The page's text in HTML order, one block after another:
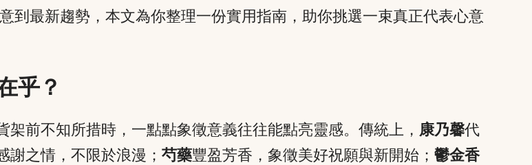
到最新趨勢，本文為你整理一份實用指南，助你挑選一束真正代表心意
乎？
前不知所措時，一點點象徵意義往往能點亮靈感。傳統上， 康乃馨代
謝之情，不限於浪漫； 芍藥豐盈芳香，象徵美好祝願與新開始； 鬱金香